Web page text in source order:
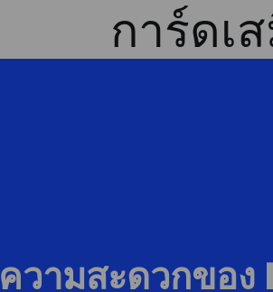
การ์ดเ
ความสะดวกของ